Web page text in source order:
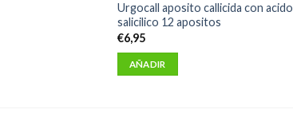
Urgocall aposito callicida con acido
salicilico 12 apositos
€6,95
AÑADIR